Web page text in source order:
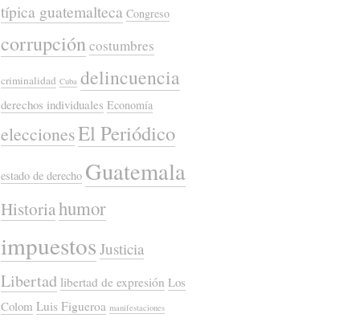
típica guatemalteca Congreso
corrupcióncostumbres
criminalidad Cuba delincuencia
derechos individuales Economía
eleccionesEl Periódico
estado de derecho Guatemala
Historiahumor
impuestos Justicia
Libertad libertad de expresión Los
Colom Luis Figueroa manifestaciones